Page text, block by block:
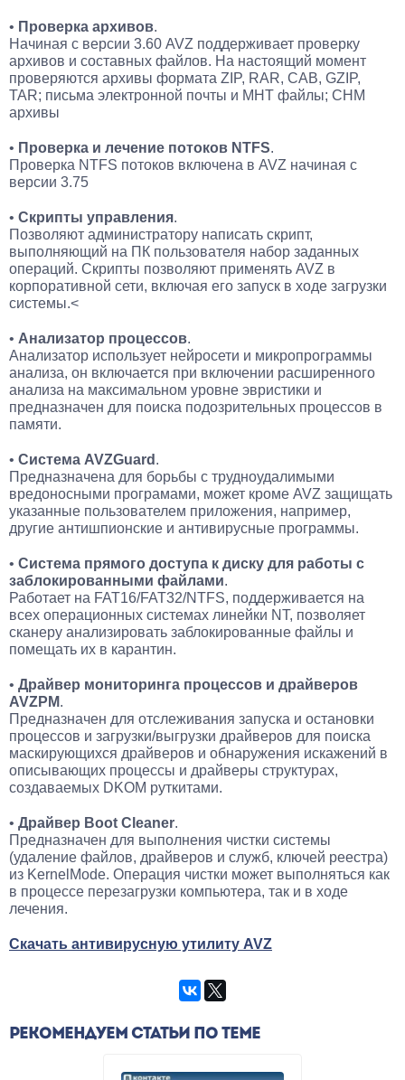
• Проверка архивов.
Начиная с версии 3.60 AVZ поддерживает проверку
архивов и составных файлов. На настоящий момент
проверяются архивы формата ZIP, RAR, CAB, GZIP,
TAR; письма электронной почты и MHT файлы; CHM
архивы
• Проверка и лечение потоков NTFS.
Проверка NTFS потоков включена в AVZ начиная с
версии 3.75
• Скрипты управления.
Позволяют администратору написать скрипт,
выполняющий на ПК пользователя набор заданных
операций. Скрипты позволяют применять AVZ в
корпоративной сети, включая его запуск в ходе загрузки
системы.<
• Анализатор процессов.
Анализатор использует нейросети и микропрограммы
анализа, он включается при включении расширенного
анализа на максимальном уровне эвристики и
предназначен для поиска подозрительных процессов в
памяти.
• Система AVZGuard .
Предназначена для борьбы с трудноудалимыми
вредоносными програмами, может кроме AVZ защищать
указанные пользователем приложения, например,
другие антишпионские и антивирусные программы.
• Система прямого доступа к диску для работы с
заблокированными файлами.
Работает на FAT16/FAT32/NTFS, поддерживается на
всех операционных системах линейки NT, позволяет
сканеру анализировать заблокированные файлы и
помещать их в карантин.
• Драйвер мониторинга процессов и драйверов
AVZPM.
Предназначен для отслеживания запуска и остановки
процессов и загрузки/выгрузки драйверов для поиска
маскирующихся драйверов и обнаружения искажений в
описывающих процессы и драйверы структурах,
создаваемых DKOM руткитами.
• Драйвер Boot Cleaner.
Предназначен для выполнения чистки системы
(удаление файлов, драйверов и служб, ключей реестра)
из KernelMode. Операция чистки может выполняться как
в процессе перезагрузки компьютера, так и в ходе
лечения.
Скачать антивирусную утилиту AVZ
РЕКОМЕНДУЕМ СТАТЬИ ПО ТЕМЕ